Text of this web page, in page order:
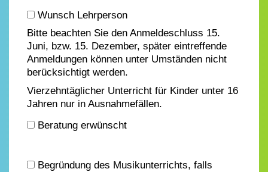
Wunsch Lehrperson
Bitte beachten Sie den Anmeldeschluss 15.
Juni, bzw. 15. Dezember, später eintreffende
Anmeldungen können unter Umständen nicht
berücksichtigt werden.
Vierzehntäglicher Unterricht für Kinder unter 16
Jahren nur in Ausnahmefällen.
Beratung erwünscht
Begründung des Musikunterrichts, falls